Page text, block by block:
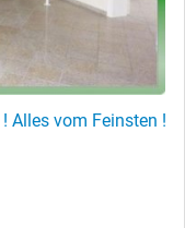
Alles vom Feinsten !